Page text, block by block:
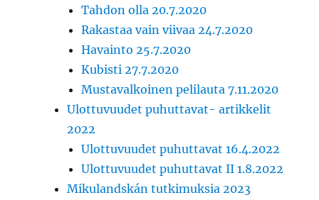
Tahdon olla 20.7.2020
Rakastaa vain viivaa 24.7.2020
Havainto 25.7.2020
Kubisti 27.7.2020
Mustavalkoinen pelilauta 7.11.2020
Ulottuvuudet puhuttavat- artikkelit
2022
Ulottuvuudet puhuttavat 16.4.2022
Ulottuvuudet puhuttavat II 1.8.2022
Mikulandskán tutkimuksia 2023